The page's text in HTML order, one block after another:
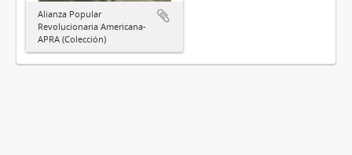
Alianza Popular
Revolucionaria Americana-
APRA (Colección)